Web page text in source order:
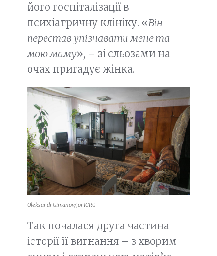
його госпіталізації в
психіатричну клініку. «Він
перестав упізнавати мене та
мою маму», – зі сльозами на
очах пригадує жінка.
Oleksandr Gimanov/for ICRC
Так почалася друга частина
історії її вигнання – з хворим